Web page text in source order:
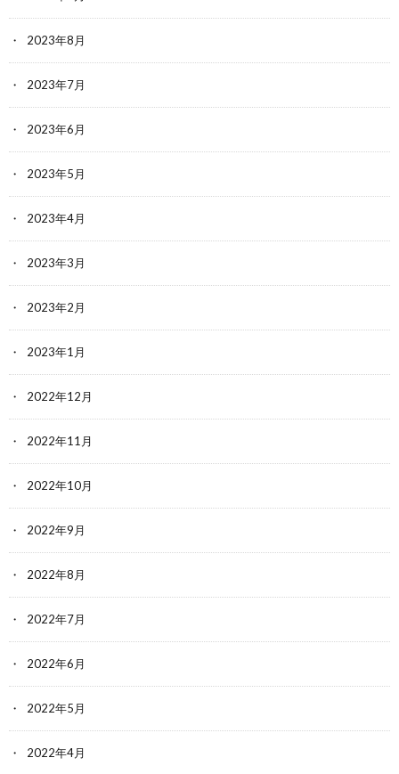
2023年8月
2023年7月
2023年6月
2023年5月
2023年4月
2023年3月
2023年2月
2023年1月
2022年12月
2022年11月
2022年10月
2022年9月
2022年8月
2022年7月
2022年6月
2022年5月
2022年4月